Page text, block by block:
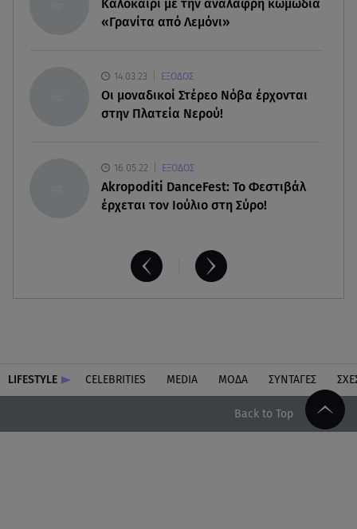
γιαγιάδες να πάρουν 500€ τον μήνα
Καλοκαίρι με την ανάλαφρη κωμωδία
«Γρανίτα από Λεμόνι»
14.03.23 ΕΞΟΔΟΣ
Οι μοναδικοί Στέρεο Νόβα έρχονται
στην Πλατεία Νερού!
16.05.22 ΕΞΟΔΟΣ
Akropoditi DanceFest: Το Φεστιβάλ
έρχεται τον Ιούλιο στη Σύρο!
LIFESTYLE CELEBRITIES MEDIA ΜΟΔΑ ΣΥΝΤΑΓΕΣ
Back to Top